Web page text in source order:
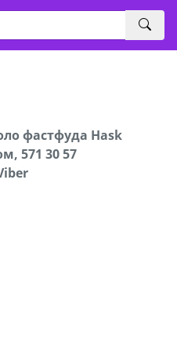
фастфуда Hask
571 30 57
Prado,571 30 57